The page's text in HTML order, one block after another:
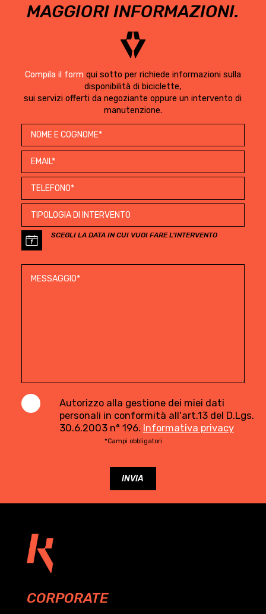
MAGGIORI INFORMAZIONI.
Compila il form qui sotto per richiede informazioni sulla
disponibilità di biciclette,
sui servizi offerti da negoziante oppure un intervento di
manutenzione.
SCEGLI LA DATA IN CUI VUOI FARE L'INTERVENTO
Autorizzo alla gestione dei miei dati
personali in conformità all'art.13 del D.Lgs.
30.6.2003 n° 196. Informativa privacy
*Campi obbligatori
CORPORATE